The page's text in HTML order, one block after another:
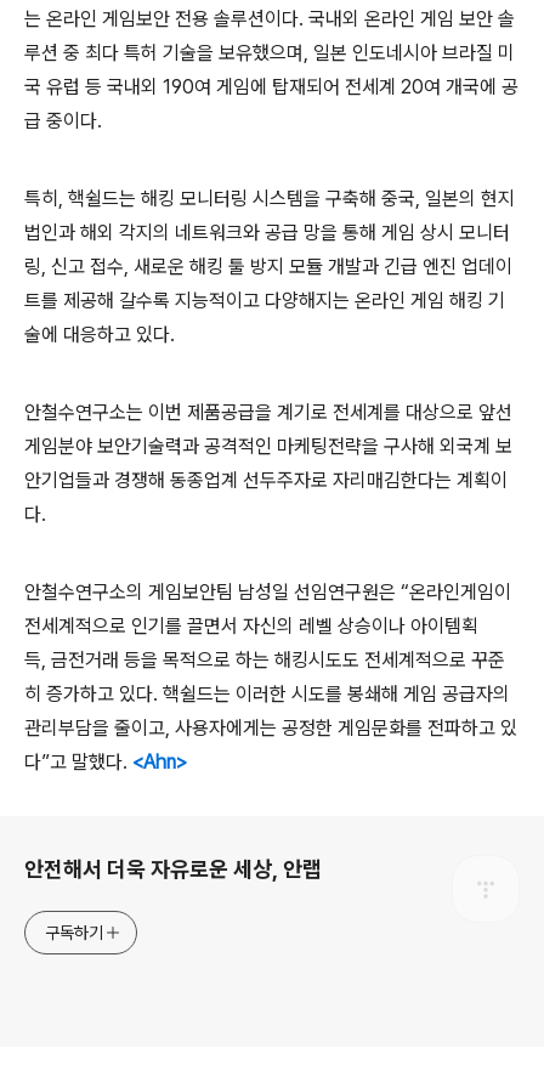
는 온라인 게임보안 전용 솔루션이다. 국내외 온라인 게임 보안 솔
루션 중 최다 특허 기술을 보유했으며, 일본 인도네시아 브라질 미
국 유럽 등 국내외 190여 게임에 탑재되어 전세계 20여 개국에 공
급 중이다.
특히 , 핵쉴드는 해킹 모니터링 시스템을 구축해 중국, 일본의 현지
법인과 해외 각지의 네트워크와 공급 망을 통해 게임 상시 모니터
링, 신고 접수, 새로운 해킹 툴 방지 모듈 개발과 긴급 엔진 업데이
트를 제공해 갈수록 지능적이고 다양해지는 온라인 게임 해킹 기
술에 대응하고 있다.
안철수연구소는 이번 제품공급을 계기로 전세계를 대상으로 앞선
게임분야 보안기술력과 공격적인 마케팅전략을 구사해 외국계 보
안기업들과 경쟁해 동종업계 선두주자로 자리매김한다는 계획이
다.
안철수연구소의 게임보안팀 남성일 선임연구원은 “온라인게임이
전세계적으로 인기를 끌면서 자신의 레벨 상승이나 아이템획
득, 금전거래 등을 목적으로 하는 해킹시도도 전세계적으로 꾸준
히 증가하고 있다. 핵쉴드는 이러한 시도를 봉쇄해 게임 공급자의
관리부담을 줄이고, 사용자에게는 공정한 게임문화를 전파하고 있
다”고 말했다. <Ahn>
안전해서 더욱 자유로운 세상, 안랩
구독하기